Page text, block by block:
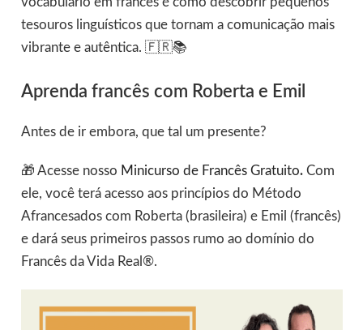
tesouros linguísticos que tornam a comunicação mais
vibrante e autêntica. 🇫🇷📚
Aprenda francês com Roberta e Emil
Antes de ir embora, que tal um presente?
🎁 Acesse nosso Minicurso de Francês Gratuito.Com
ele, você terá acesso aos princípios do Método
Afrancesados com Roberta (brasileira) e Emil (francês)
e dará seus primeiros passos rumo ao domínio do
Francês da Vida Real®.